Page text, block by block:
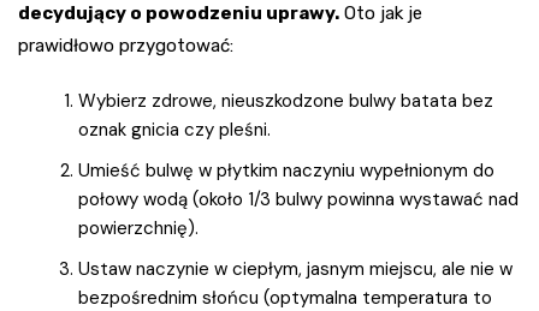
decydujący o powodzeniu uprawy. Oto jak je
prawidłowo przygotować:
Wybierz zdrowe, nieuszkodzone bulwy batata bez
oznak gnicia czy pleśni.
Umieść bulwę w płytkim naczyniu wypełnionym do
połowy wodą (około 1/3 bulwy powinna wystawać nad
powierzchnię).
Ustaw naczynie w ciepłym, jasnym miejscu, ale nie w
bezpośrednim słońcu (optymalna temperatura to